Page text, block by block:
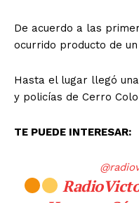
De acuerdo a las
ocurrido producto de
Hasta el lugar llegó
y policías de Cerro
TE PUEDE INTERESAR: